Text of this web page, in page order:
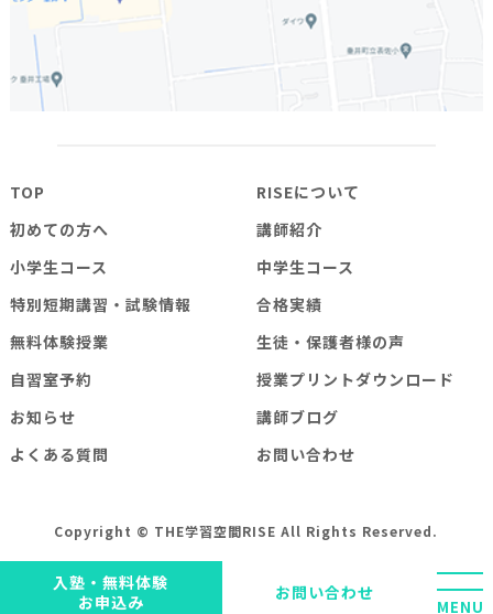
入塾・無料体験
お申込み
お問い合わせ
MENU
TOP
RISEについて
初めての方へ
講師紹介
小学生コース
中学生コース
特別短期講習・試験情報
合格実績
無料体験授業
生徒・保護者様の声
自習室予約
授業プリントダウンロード
お知らせ
講師ブログ
よくある質問
お問い合わせ
Copyright © THE学習空間RISE All Rights Reserved.